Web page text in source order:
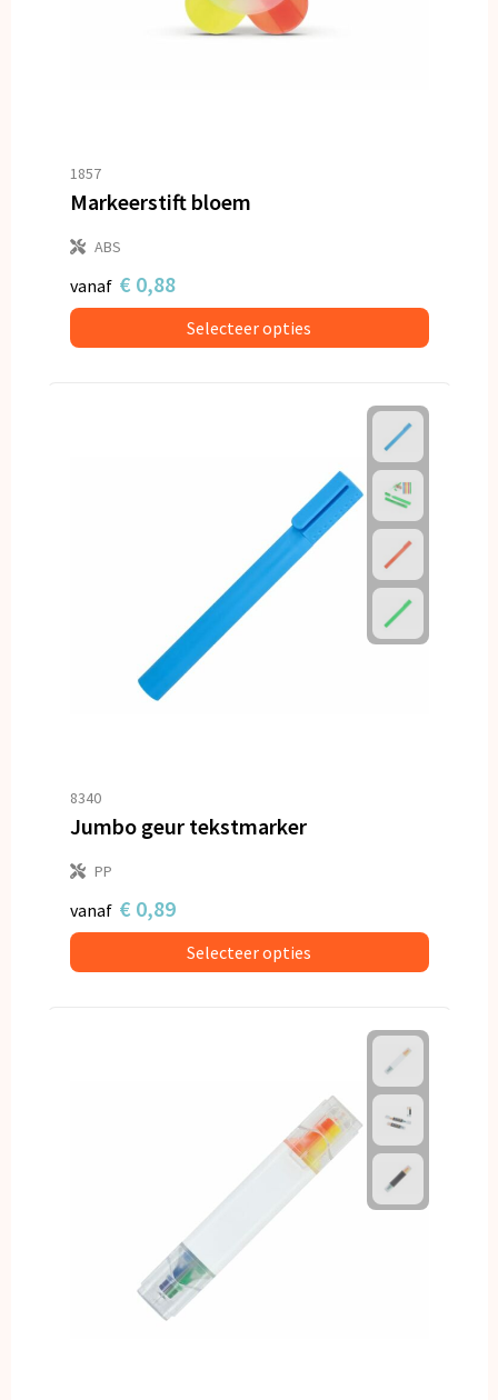
1857
Markeerstift bloem
ABS
vanaf € 0,88
Selecteer opties
8340
Jumbo geur tekstmarker
PP
vanaf € 0,89
Selecteer opties